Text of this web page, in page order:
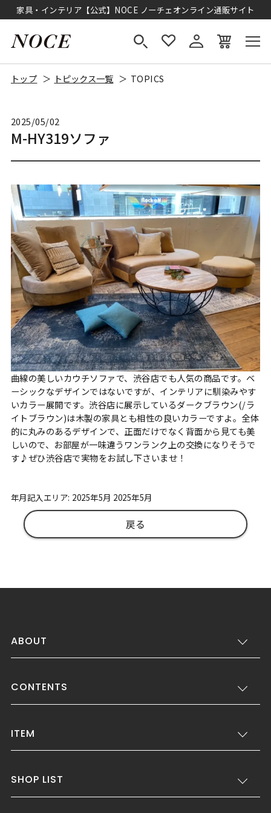
家具・インテリア【公式】NOCE ノーチェオンライン通販サイト
トップ トピックス一覧 TOPICS
2025/05/02
M-HY319ソファ
曲線の美しいカウチソファで、渋谷店でも人気の商品です。ベ
ーシックなデザインではないですが、インテリアに馴染みやす
いカラー展開です。渋谷店に展示しているダークブラウン(/ラ
イトブラウン)は木製の家具とも相性の良いカラーですよ。全体
的に丸みのあるデザインで、正面だけでなく背面から見ても美
しいので、お部屋が一味違うワンランク上の交換になりそうで
す♪ぜひ渋谷店で実物をお試し下さいませ！
年月記入エリア: 2025年5月 2025年5月
戻る
ABOUT
CONTENTS
ITEM
SHOP LIST